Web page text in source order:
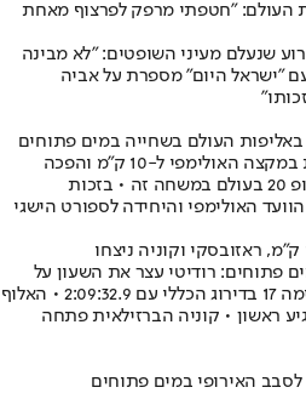
העולם: "חטפתי מרפק לפרצוף מאחת
שנעלם מעיני השופטים: "לא מבינה
"ישראל היום" מספרת על אביה
השחיינית קבעה 2:03:20.2 שעות במקצה האולימפי ל-10 ק"מ והפכה
לישראלית הראשונה שנכנסת לטופ 20 בעולם במשחה זה • בזכות
האולימפי והיחידה לספורט הישגי
פתוחים: רודיטי עצר את השעון על
1:55:52.9 שעות • אווה פביאן, סיימה 17 בדירוג הכללי עם 2:09:32.9 • האלוף
ראשון • קוניה הברזילאית פתחה
האירופי במים פתוחים